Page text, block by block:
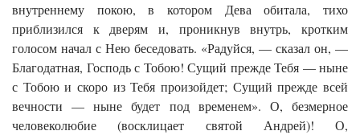
внутреннему покою, в котором Дева обитала, тихо
приблизился к дверям и, проникнув внутрь, кротким
голосом начал с Нею беседовать. «Радуйся, — сказал он, —
Благодатная, Господь с Тобою! Сущий прежде Тебя — ныне
с Тобою и скоро из Тебя произойдет; Сущий прежде всей
вечности — ныне будет под временем». О, безмерное
человеколюбие (восклицает святой Андрей)! О,